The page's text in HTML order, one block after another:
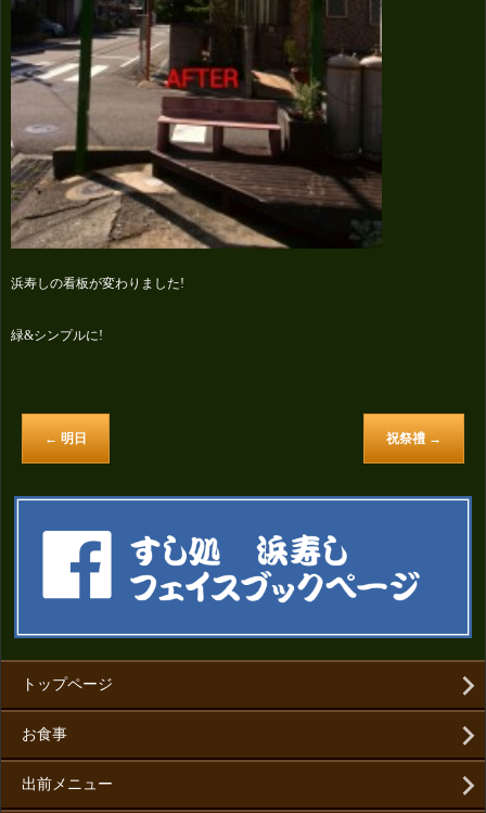
浜寿しの看板が変わりました!
緑&シンプルに!
← 明日 祝祭禮 →
トップページ
お食事
出前メニュー